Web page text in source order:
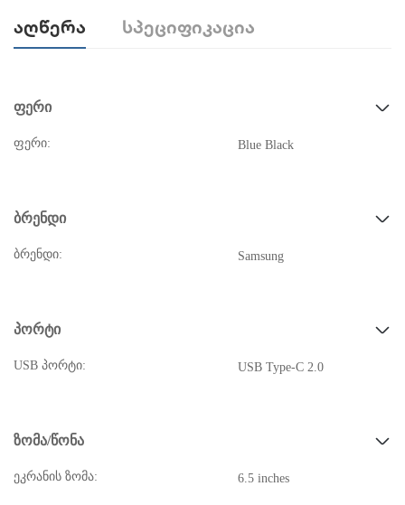
Აღწერა Სპეციფიკაცია
ფერი
ფერი: Blue Black
ბრენდი
ბრენდი: Samsung
პორტი
USB პორტი: USB Type-C 2.0
ზომა/წონა
ეკრანის ზომა: 6.5 inches